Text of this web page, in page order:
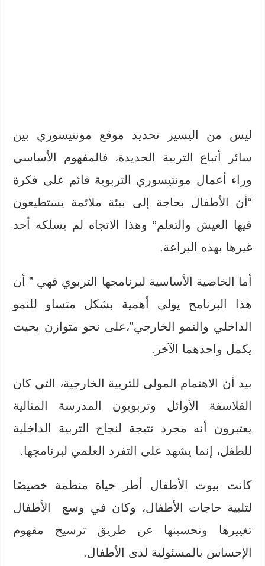
ليس من اليسير تحديد موقع مونتيسوري بين
سائر أتباع التربية الجديدة، فالمفهوم الأساسي
وراء أعمال مونتيسوري التربوية قائم على فكرة
“أن الأطفال بحاجة إلى بيئة ملائمة يستطيعون
فيها العيش والتعلم” وهذا الاتجاه لم يسلكه أحد
غيرها بهذه البراعة.
أما الخاصية الأساسية لبرنامجها التربوي فهي ” أن
هذا البرنامج يولى أهمية بشكل متساو للنمو
الداخلي والنمو الخارجي”،على نحو متوازن بحيث
يكمل واحدهما الآخر.
بيد أن الاهتمام المولى للتربية الخارجية، التي كان
الفلاسفة الأوائل وتربويون المدرسة المثالية
يعتبرون أنه مجرد نتيجة لنجاح التربية الداخلية
للطفل، إنما يشهد على التفرد العلمي لبرنامجها.
كانت بيوت الأطفال أطر حياة منظمة خصيصًا
لتلبية حاجات الأطفال، وكان في وسع الأطفال
تغييرها وتحسينها عن طريق ترسيخ مفهوم
الإحساس بالمسئولية لدى الأطفال.